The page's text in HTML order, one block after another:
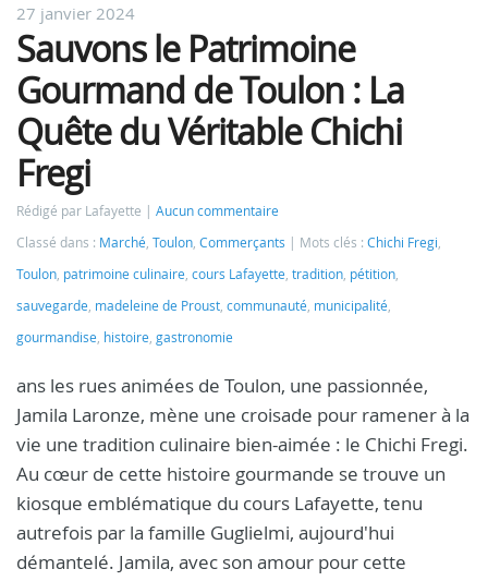
27 janvier 2024
Sauvons le Patrimoine
Gourmand de Toulon : La
Quête du Véritable Chichi
Fregi
Rédigé par Lafayette
Aucun commentaire
Classé dans : Marché, Toulon, Commerçants Mots clés : Chichi Fregi,
Toulon, patrimoine culinaire, cours Lafayette, tradition, pétition,
sauvegarde, madeleine de Proust, communauté, municipalité,
gourmandise, histoire, gastronomie
ans les rues animées de Toulon, une passionnée,
Jamila Laronze, mène une croisade pour ramener à la
vie une tradition culinaire bien-aimée : le Chichi Fregi.
Au cœur de cette histoire gourmande se trouve un
kiosque emblématique du cours Lafayette, tenu
autrefois par la famille Guglielmi, aujourd'hui
démantelé. Jamila, avec son amour pour cette